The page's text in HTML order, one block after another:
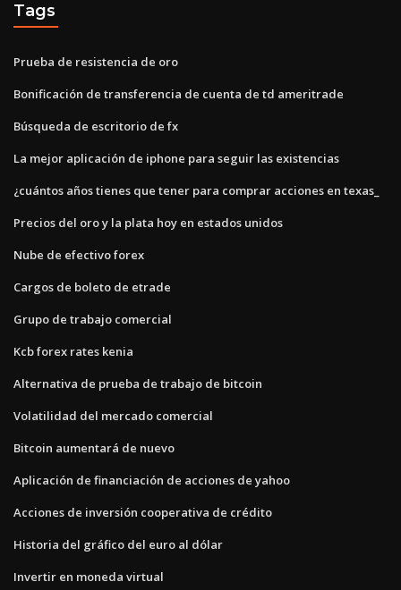
Tags
Prueba de resistencia de oro
Bonificación de transferencia de cuenta de td ameritrade
Búsqueda de escritorio de fx
La mejor aplicación de iphone para seguir las existencias
¿cuántos años tienes que tener para comprar acciones en texas_
Precios del oro y la plata hoy en estados unidos
Nube de efectivo forex
Cargos de boleto de etrade
Grupo de trabajo comercial
Kcb forex rates kenia
Alternativa de prueba de trabajo de bitcoin
Volatilidad del mercado comercial
Bitcoin aumentará de nuevo
Aplicación de financiación de acciones de yahoo
Acciones de inversión cooperativa de crédito
Historia del gráfico del euro al dólar
Invertir en moneda virtual